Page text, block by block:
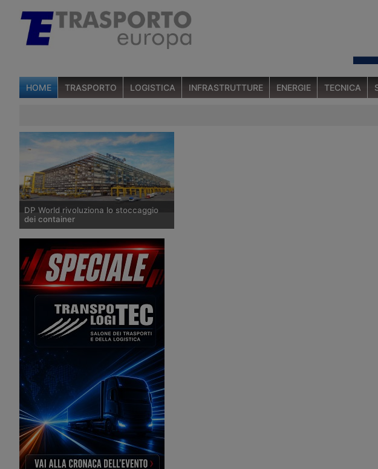
HOME TRASPORTO LOGISTICA INFRASTRUTTURE ENERGIE TECNICA
DP World rivoluziona lo stoccaggio
dei container
Il 17 dicembre 2018, la società
terminalista araba ha annunciato una
joint-venture con SMS Group per
realizzare un innovativo impianto di
stoccaggio per contenitori. Il primo
sarà costruito entro il 2020 al Jebel Ali
Terminal 4.